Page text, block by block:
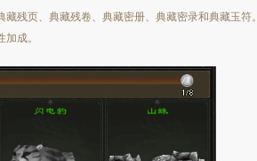
残页、典藏残卷、典藏密册、典藏密录和典藏玉符。
成。